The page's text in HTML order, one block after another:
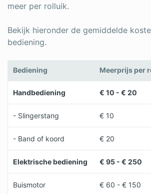
meer per rolluik.
Bekijk hieronder de gemiddelde
bediening.
Bediening Meerprijs per
Handbediening € 10 - € 20
- Slingerstang € 10
- Band of koord € 20
Elektrische bediening € 95 - € 250
Buismotor € 60 - € 150